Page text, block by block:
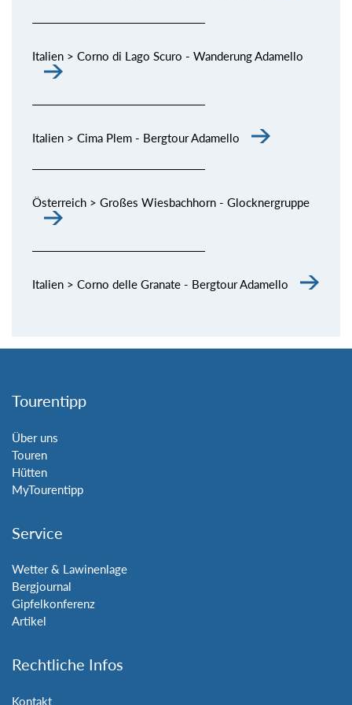
Italien > Corno di Lago Scuro - Wanderung Adamello
Italien > Cima Plem - Bergtour Adamello
Österreich > Großes Wiesbachhorn - Glocknergruppe
Italien > Corno delle Granate - Bergtour Adamello
Tourentipp
Über uns
Touren
Hütten
MyTourentipp
Service
Wetter & Lawinenlage
Bergjournal
Gipfelkonferenz
Artikel
Rechtliche Infos
Kontakt